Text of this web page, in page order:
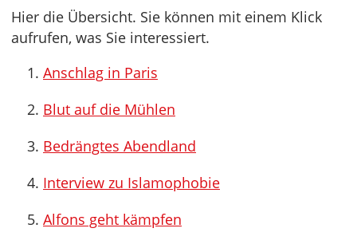
Hier die Übersicht. Sie können mit einem Klick
aufrufen, was Sie interessiert.
Anschlag in Paris
Blut auf die Mühlen
Bedrängtes Abendland
Interview zu Islamophobie
Alfons geht kämpfen